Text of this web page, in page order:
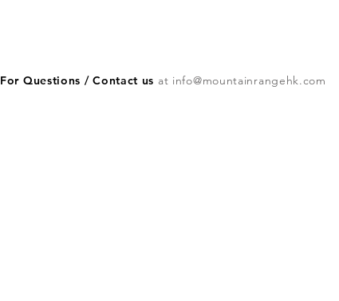
For Questions / Contact us at info@mountainrangehk.com